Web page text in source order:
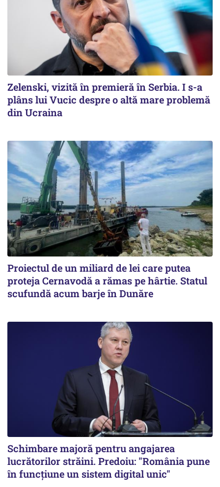
Zelenski, vizită în premieră în Serbia. I s-a
plâns lui Vucic despre o altă mare problemă
din Ucraina
Proiectul de un miliard de lei care putea
proteja Cernavodă a rămas pe hârtie. Statul
scufundă acum barje în Dunăre
Schimbare majoră pentru angajarea
lucrătorilor străini. Predoiu: "România pune
în funcțiune un sistem digital unic"